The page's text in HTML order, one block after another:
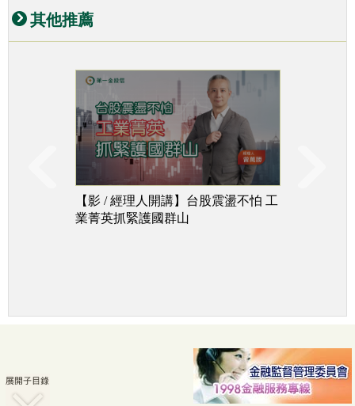
其他推薦
【影 / 經理人開講】台股震盪不怕 工
業菁英抓緊護國群山